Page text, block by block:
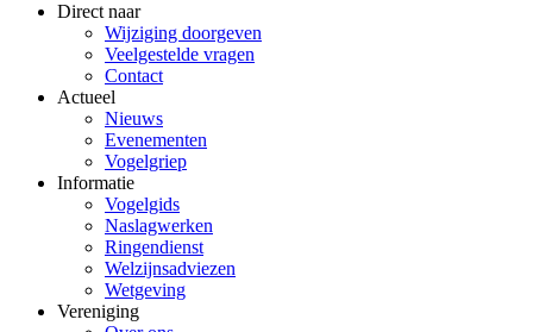
Direct naar
Wijziging doorgeven
Veelgestelde vragen
Contact
Actueel
Nieuws
Evenementen
Vogelgriep
Informatie
Vogelgids
Naslagwerken
Ringendienst
Welzijnsadviezen
Wetgeving
Vereniging